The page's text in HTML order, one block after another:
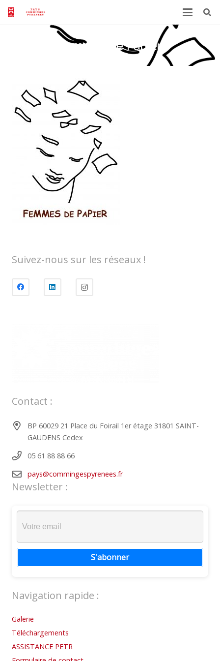
Femmes de Papier
Suivez-nous sur les réseaux !
Contact :
BP 60029 21 Place du Foirail 1er étage 31801 SAINT-
GAUDENS Cedex
05 61 88 88 66
pays@commingespyrenees.fr
Newsletter :
S'abonner
Navigation rapide :
Galerie
Téléchargements
ASSISTANCE PETR